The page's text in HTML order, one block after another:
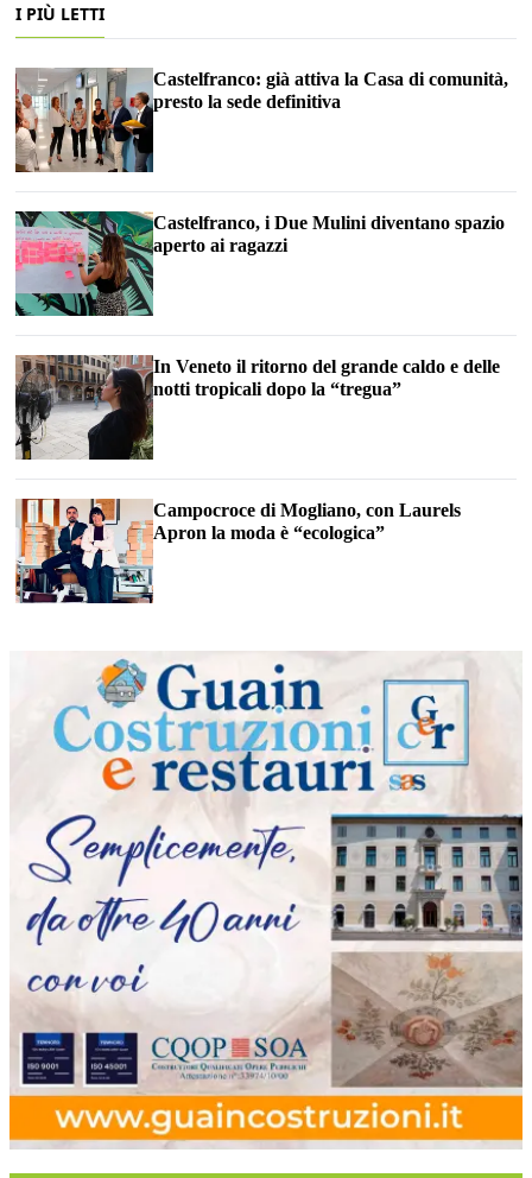
I PIÙ LETTI
Castelfranco: già attiva la Casa di comunità,
presto la sede definitiva
Castelfranco, i Due Mulini diventano spazio
aperto ai ragazzi
In Veneto il ritorno del grande caldo e delle
notti tropicali dopo la “tregua”
Campocroce di Mogliano, con Laurels
Apron la moda è “ecologica”